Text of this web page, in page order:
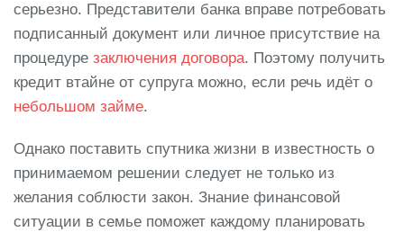
серьезно. Представители банка вправе потребовать
подписанный документ или личное присутствие на
процедуре заключения договора. Поэтому получить
кредит втайне от супруга можно, если речь идёт о
небольшом займе.
Однако поставить спутника жизни в известность о
принимаемом решении следует не только из
желания соблюсти закон. Знание финансовой
ситуации в семье поможет каждому планировать